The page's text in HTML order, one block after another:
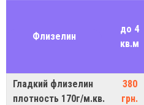
Флизелин
до 4
кв.м
Гладкий флизелин
плотность 170г/м.кв.
380
грн.